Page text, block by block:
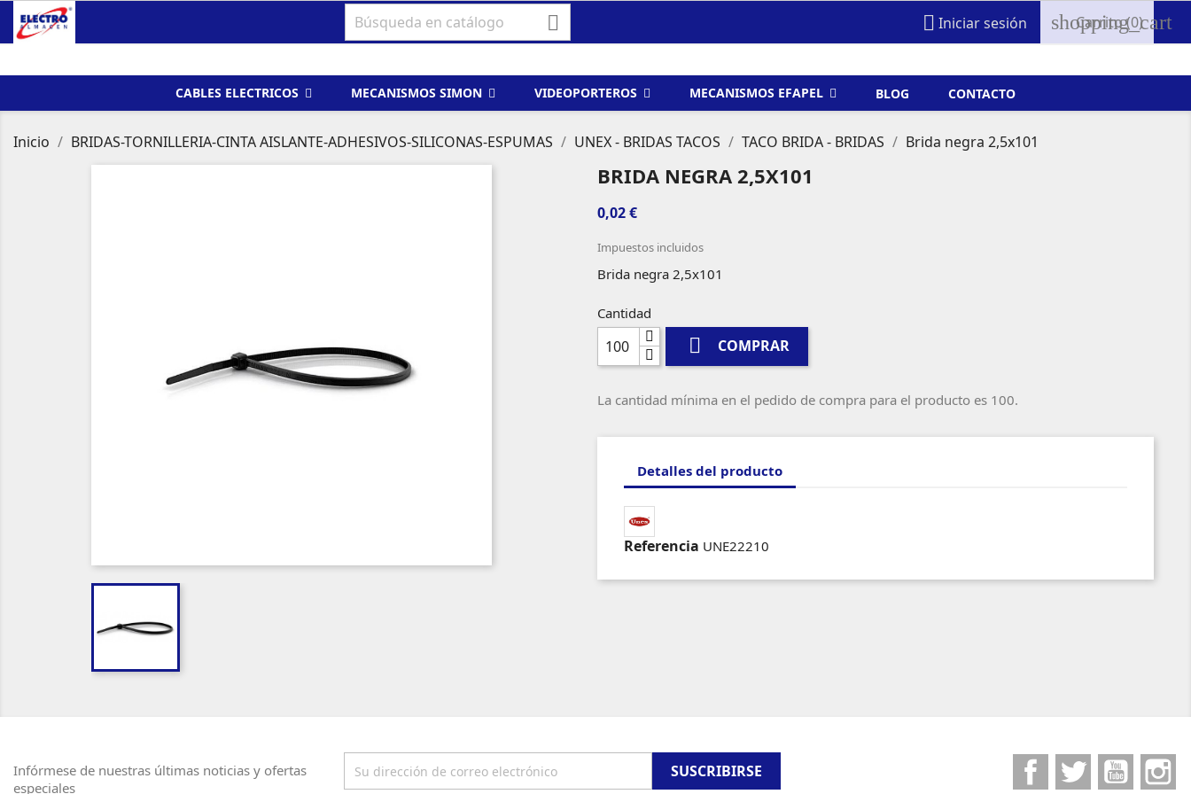
  Iniciar sesión shopping_cart
Carrito(0)
CABLES ELECTRICOS MECANISMOS SIMON VIDEOPORTEROS MECANISMOS EFAPEL BLOG CONTACTO
Inicio BRIDAS-TORNILLERIA-CINTA AISLANTE-ADHESIVOS-SILICONAS-ESPUMAS UNEX - BRIDAS TACOS TACO BRIDA - BRIDAS Brida negra 2,5x101
BRIDA NEGRA 2,5X101
0,02 €
Impuestos incluidos
Brida negra 2,5x101
Cantidad
 COMPRAR
La cantidad mínima en el pedido de compra para el producto es 100.
Detalles del producto
Referencia UNE22210
Infórmese de nuestras últimas noticias y ofertas
especiales
FacebookTwitter YouTube